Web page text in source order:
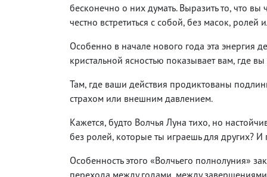
бесконечно о них думать. Выразить то, что вы
честно встретиться с собой, без масок,
Особенно в начале нового года эта энергия
кристальной ясностью показывает вам, где вы
Там, где ваши действия продиктованы
страхом или внешним давлением.
Кажется, будто Волчья Луна тихо, но
без ролей, которые ты играешь для других? И
Особенность этого «Волчьего полнолуния»
перехода между годами, между